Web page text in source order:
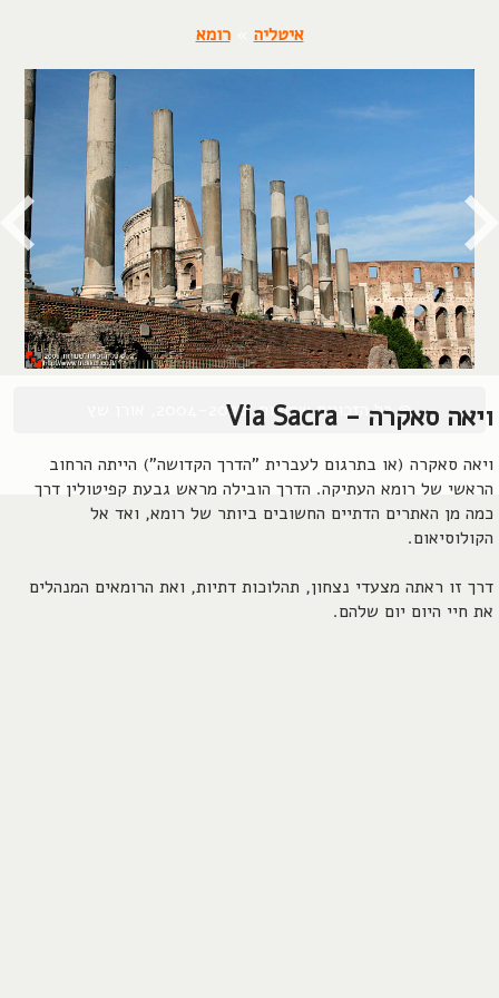
איטליה »רומא
ויאה סאקרה - Via Sacra
ויאה סאקרה (או בתרגום לעברית "הדרך הקדושה") הייתה הרחוב
הראשי של רומא העתיקה. הדרך הובילה מראש גבעת קפיטולין דרך
כמה מן האתרים הדתיים החשובים ביותר של רומא, ואד אל
הקולוסיאום.
דרך זו ראתה מצעדי נצחון, תהלוכות דתיות, ואת הרומאים המנהלים
את חיי היום יום שלהם.
© כל הזכויות שמורות, 2004-2026, אורן שץ